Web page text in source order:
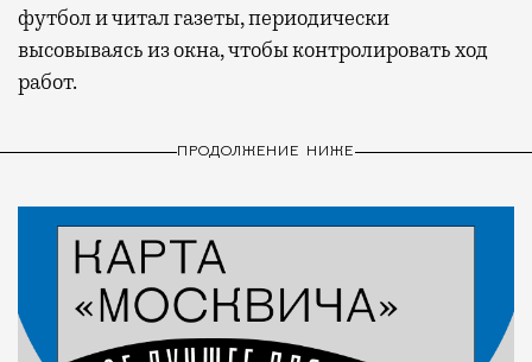
футбол и читал газеты, периодически
высовываясь из окна, чтобы контролировать ход
работ.
ПРОДОЛЖЕНИЕ НИЖЕ